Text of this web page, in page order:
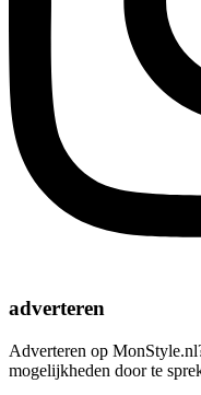
adverteren
Adverteren op
mogelijkheden door te